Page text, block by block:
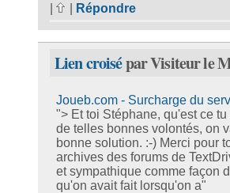
Répondre
Lien croisépar Visiteur le
Joueb.com - Surcharge du
"> Et toi Stéphane, qu'est ce
de telles bonnes volontés, on
bonne solution. :-) Merci pour
archives des forums de
et sympathique comme façon
qu'on avait fait lorsqu'on a"